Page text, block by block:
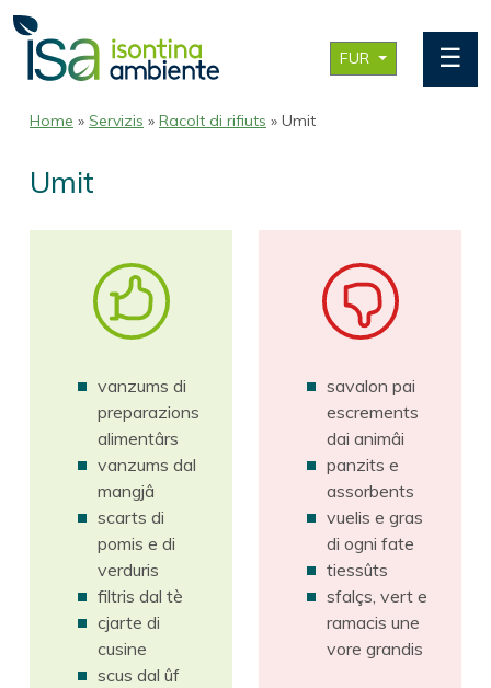
FUR ☰
Home » Servizis » Racolt di rifiuts » Umit
Umit
vanzums di
preparazions
alimentârs
vanzums dal
mangjâ
scarts di
pomis e di
verduris
filtris dal tè
cjarte di
cusine
scus dal ûf
savalon pai
escrements
dai animâi
panzits e
assorbents
vuelis e gras
di ogni fate
tiessûts
sfalçs, vert e
ramacis une
vore grandis